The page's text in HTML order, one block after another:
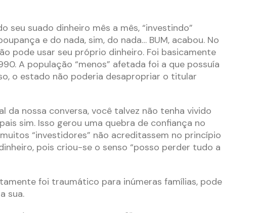
seu suado dinheiro mês a mês, “investindo”
e do nada, sim, do nada… BUM, acabou. No
pode usar seu próprio dinheiro. Foi basicamente
A população “menos” afetada foi a que possuía
o estado não poderia desapropriar o titular
da nossa conversa, você talvez não tenha vivido
sim. Isso gerou uma quebra de confiança no
“investidores” não acreditassem no princípio
pois criou-se o senso “posso perder tudo a
foi traumático para inúmeras famílias, pode
sua.